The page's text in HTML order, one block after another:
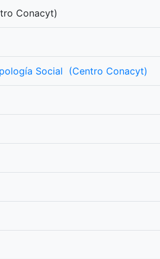
Conacyt)
Social (Centro Conacyt)